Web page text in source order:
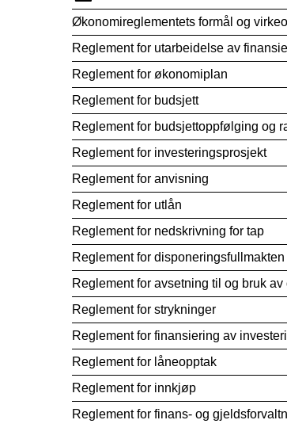
Økonomireglementets formål og
Reglement for utarbeidelse av
Reglement for økonomiplan
Reglement for budsjett
Reglement for budsjettoppfølging og
Reglement for investeringsprosjekt
Reglement for anvisning
Reglement for utlån
Reglement for nedskrivning for tap
Reglement for disponeringsfullmakten
Reglement for avsetning til og bruk
Reglement for strykninger
Reglement for finansiering av
Reglement for låneopptak
Reglement for innkjøp
Reglement for finans- og